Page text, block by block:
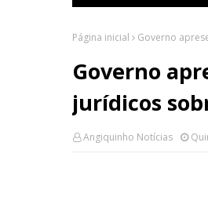
Página inicial Governo
Governo
jurídicos
Angiquinho Notícias